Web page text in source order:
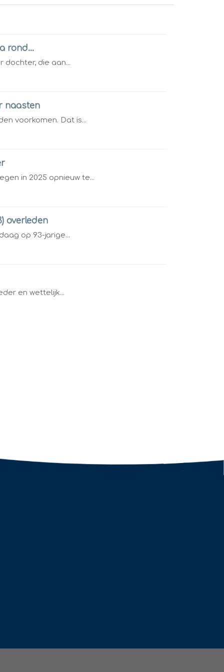
rond...
dochter, die aan...
naasten
voorkomen. Dat is...
in 2025 opnieuw te...
overleden
op 93-jarige...
en wettelijk...